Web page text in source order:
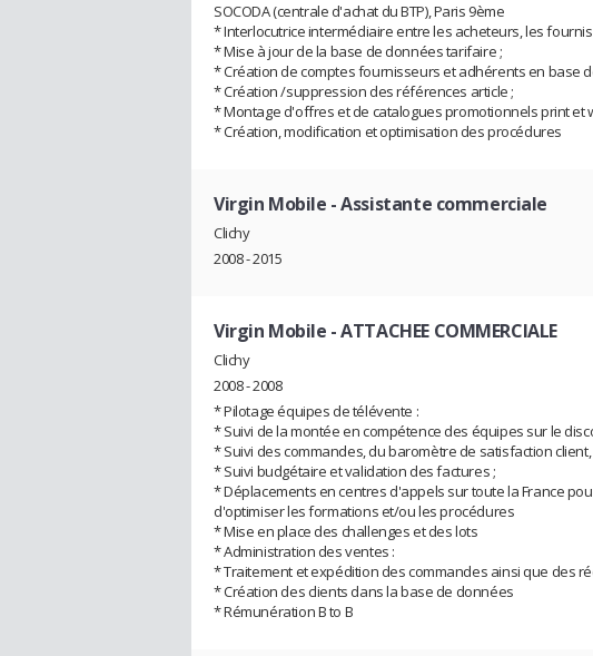
SOCODA (centrale d'achat du BTP), Paris 9ème
* Interlocutrice intermédiaire entre les acheteurs, les
* Mise à jour de la base de données tarifaire ;
* Création de comptes fournisseurs et adhérents en base
* Création /suppression des références article ;
* Montage d'offres et de catalogues promotionnels print et
* Création, modification et optimisation des procédures
Virgin Mobile - Assistante commerciale
Clichy
2008 - 2015
Virgin Mobile - ATTACHEE COMMERCIALE
Clichy
2008 - 2008
* Pilotage équipes de télévente :
* Suivi de la montée en compétence des équipes sur le
* Suivi des commandes, du baromètre de satisfaction
* Suivi budgétaire et validation des factures ;
* Déplacements en centres d'appels sur toute la France
d'optimiser les formations et/ou les procédures
* Mise en place des challenges et des lots
* Administration des ventes :
* Traitement et expédition des commandes ainsi que des
* Création des clients dans la base de données
* Rémunération B to B